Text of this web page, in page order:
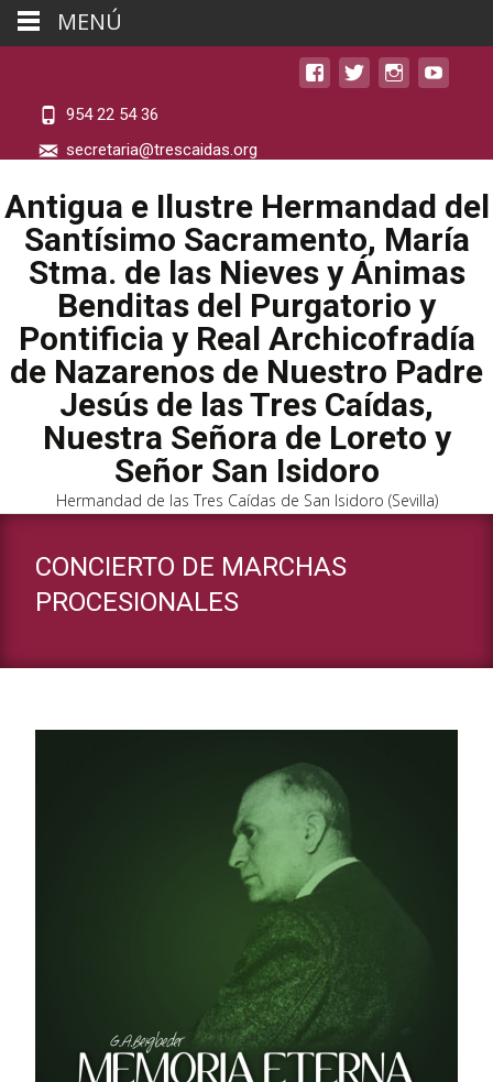
954 22 54 36
secretaria@trescaidas.org
Antigua e Ilustre Hermandad del
Santísimo Sacramento, María
Stma. de las Nieves y Ánimas
Benditas del Purgatorio y
Pontificia y Real Archicofradía
de Nazarenos de Nuestro Padre
Jesús de las Tres Caídas,
Nuestra Señora de Loreto y
Señor San Isidoro
Hermandad de las Tres Caídas de San Isidoro (Sevilla)
CONCIERTO DE MARCHAS
PROCESIONALES
MENÚ